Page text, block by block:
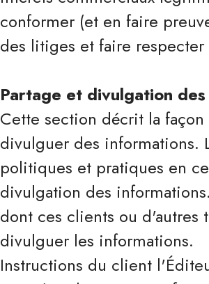
conformer (et en faire
des litiges et faire respecter
Partage et divulgation
Cette section décrit la
divulguer des informations.
politiques et pratiques en
divulgation des
dont ces clients ou d'autres
divulguer les informations.
Instructions du client